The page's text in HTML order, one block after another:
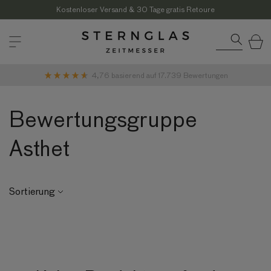
Inhalt
Kostenloser Versand & 30 Tage gratis Retoure
4,76 basierend auf 17.739 Bewertungen
Bewertungsgruppe
Asthet
Sortierung